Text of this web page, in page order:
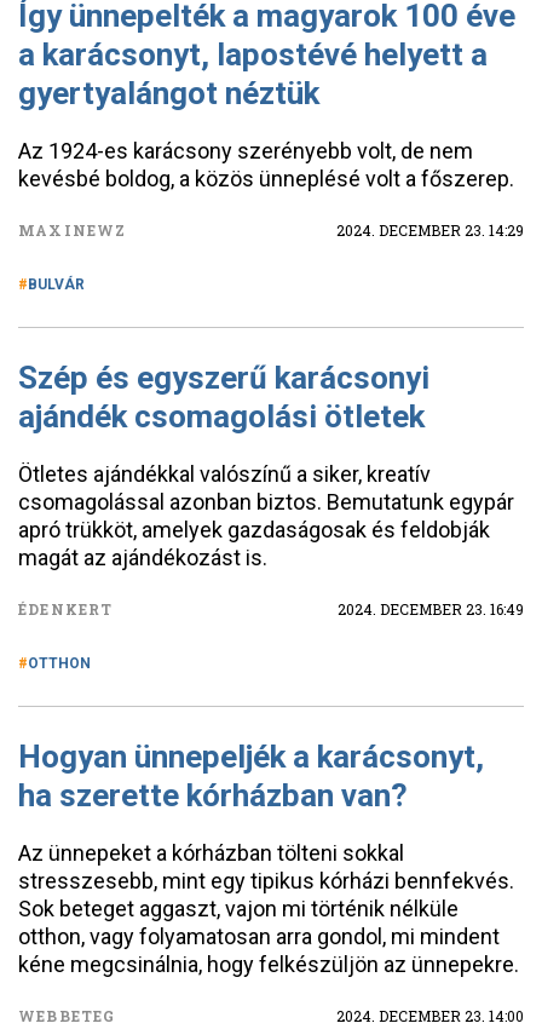
Így ünnepelték a magyarok 100 éve
a karácsonyt, lapostévé helyett a
gyertyalángot néztük
Az 1924-es karácsony szerényebb volt, de nem
kevésbé boldog, a közös ünneplésé volt a főszerep.
MAXINEWZ 2024. DECEMBER 23. 14:29
BULVÁR
Szép és egyszerű karácsonyi
ajándék csomagolási ötletek
Ötletes ajándékkal valószínű a siker, kreatív
csomagolással azonban biztos. Bemutatunk egypár
apró trükköt, amelyek gazdaságosak és feldobják
magát az ajándékozást is.
ÉDENKERT 2024. DECEMBER 23. 16:49
OTTHON
Hogyan ünnepeljék a karácsonyt,
ha szerette kórházban van?
Az ünnepeket a kórházban tölteni sokkal
stresszesebb, mint egy tipikus kórházi bennfekvés.
Sok beteget aggaszt, vajon mi történik nélküle
otthon, vagy folyamatosan arra gondol, mi mindent
kéne megcsinálnia, hogy felkészüljön az ünnepekre.
WEBBETEG 2024. DECEMBER 23. 14:00